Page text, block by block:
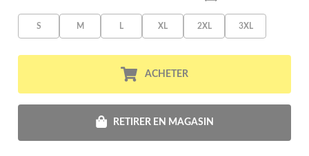
S M L XL 2XL 3XL
ACHETER
RETIRER EN MAGASIN